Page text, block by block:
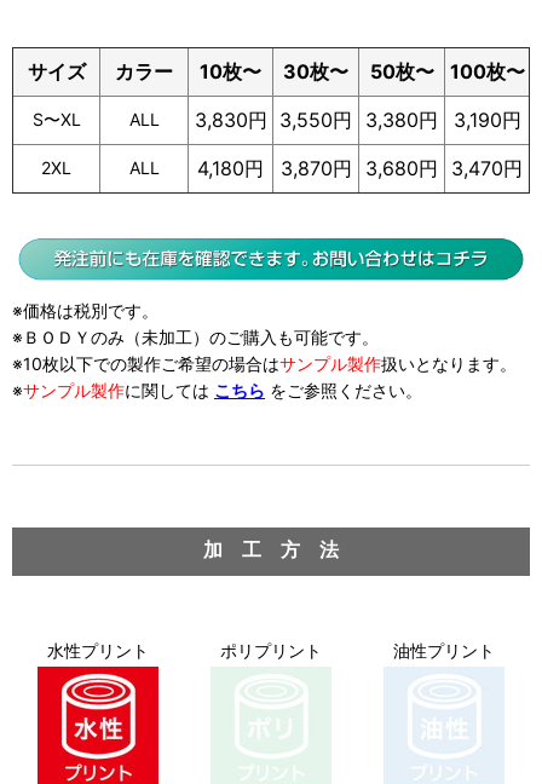
サイズ カラー 10枚〜 30枚〜 50枚〜 100枚〜
S〜XL ALL 3,830円 3,550円 3,380円 3,190円
2XL ALL 4,180円 3,870円 3,680円 3,470円
※価格は税別です。
※ＢＯＤＹのみ（未加工）のご購入も可能です。
※10枚以下での製作ご希望の場合はサンプル製作扱いとなります。
※サンプル製作に関しては こちら をご参照ください。
加 工 方 法
水性プリント ポリプリント 油性プリント